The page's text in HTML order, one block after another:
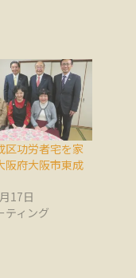
区功労者宅を家
阪府大阪市東成
17日
ティング